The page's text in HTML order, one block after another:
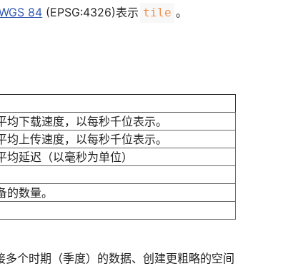
84 (EPSG:4326)表示 tile 。
下载速度，以每秒千位表示。
上传速度，以每秒千位表示。
延迟（以毫秒为单位）
数量。
个时期（季度）的数据、创建更粗略的空间